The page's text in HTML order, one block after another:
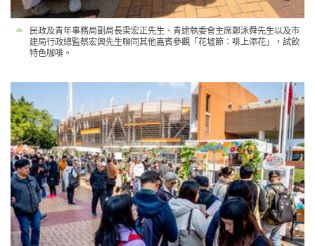
民政及青年事務局副局長梁宏正先生、青途執委會主席鄭泳舜先生以及市
建局行政總監蔡宏興先生聯同其他嘉賓參觀「花墟節：啡上添花」，試飲
特色咖啡。